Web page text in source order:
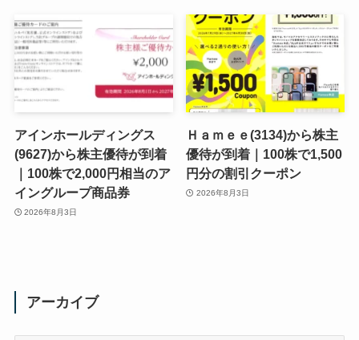
アインホールディングス
(9627)から株主優待が到着
｜100株で2,000円相当のア
イングループ商品券
2026年8月3日
Ｈａｍｅｅ(3134)から株主
優待が到着｜100株で1,500
円分の割引クーポン
2026年8月3日
アーカイブ